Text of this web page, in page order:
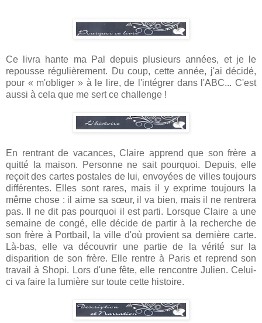
Ce livra hante ma Pal depuis plusieurs années, et je le
repousse régulièrement. Du coup, cette année, j'ai décidé,
pour « m'obliger » à le lire, de l'intégrer dans l'ABC... C'est
aussi à cela que me sert ce challenge !
En rentrant de vacances, Claire apprend que son frère a
quitté la maison. Personne ne sait pourquoi. Depuis, elle
reçoit des cartes postales de lui, envoyées de villes toujours
différentes. Elles sont rares, mais il y exprime toujours la
même chose : il aime sa sœur, il va bien, mais il ne rentrera
pas. Il ne dit pas pourquoi il est parti. Lorsque Claire a une
semaine de congé, elle décide de partir à la recherche de
son frère à Portbail, la ville d'où provient sa dernière carte.
Là-bas, elle va découvrir une partie de la vérité sur la
disparition de son frère. Elle rentre à Paris et reprend son
travail à Shopi. Lors d'une fête, elle rencontre Julien. Celui-
ci va faire la lumière sur toute cette histoire.